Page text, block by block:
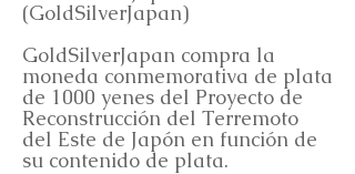
(GoldSilverJapan)
GoldSilverJapan compra la
moneda conmemorativa de plata
de 1000 yenes del Proyecto de
Reconstrucción del Terremoto
del Este de Japón en función de
su contenido de plata.